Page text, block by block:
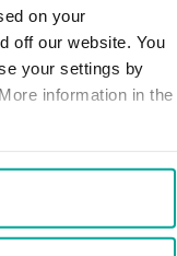
on your
off our website. You
your settings by
information in the